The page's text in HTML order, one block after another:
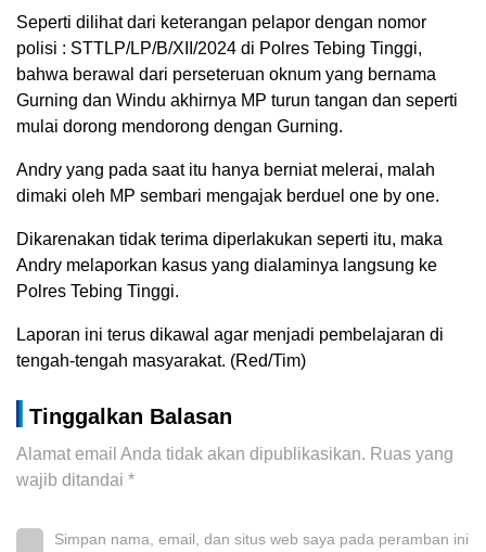
Seperti dilihat dari keterangan pelapor dengan nomor
polisi : STTLP/LP/B/XII/2024 di Polres Tebing Tinggi,
bahwa berawal dari perseteruan oknum yang bernama
Gurning dan Windu akhirnya MP turun tangan dan seperti
mulai dorong mendorong dengan Gurning.
Andry yang pada saat itu hanya berniat melerai, malah
dimaki oleh MP sembari mengajak berduel one by one.
Dikarenakan tidak terima diperlakukan seperti itu, maka
Andry melaporkan kasus yang dialaminya langsung ke
Polres Tebing Tinggi.
Laporan ini terus dikawal agar menjadi pembelajaran di
tengah-tengah masyarakat. (Red/Tim)
Tinggalkan Balasan
Alamat email Anda tidak akan dipublikasikan. Ruas yang
wajib ditandai *
Simpan nama, email, dan situs web saya pada peramban ini